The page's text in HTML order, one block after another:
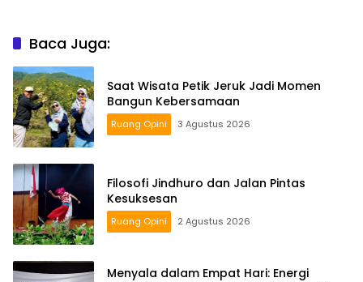
Baca Juga:
Saat Wisata Petik Jeruk Jadi Momen
Bangun Kebersamaan
Ruang Opini 3 Agustus 2026
Filosofi Jindhuro dan Jalan Pintas
Kesuksesan
Ruang Opini 2 Agustus 2026
Menyala dalam Empat Hari: Energi